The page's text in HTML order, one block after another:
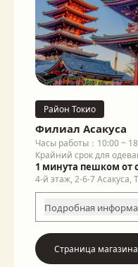
Район Токио
Филиал Асакуса
Часы работы：10:00 ~
Крайний срок для
1 минута пешком от
4-й этаж, 2-6-7 Асакуса,
Подробная
Страница магазина